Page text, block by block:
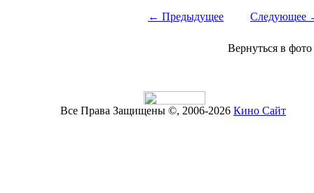
← Предыдущее Следующее
Вернуться в
Все Права Защищены ©, 2006-2026 Кино Сайт